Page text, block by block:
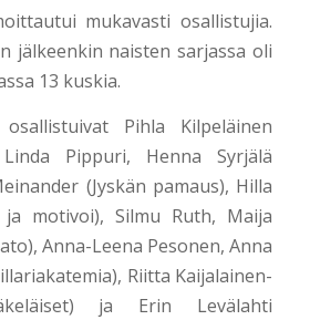
mukavasti osallistujia.
jälkeenkin naisten sarjassa oli
13 kuskia.
Pihla Kilpeläinen
Linda Pippuri, Henna Syrjälä
(Jyskän pamaus), Hilla
ja motivoi), Silmu Ruth, Maija
Anna-Leena Pesonen, Anna
Riitta Kaijalainen-
ja Erin Levälahti